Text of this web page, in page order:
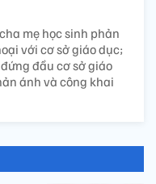
mẹ học sinh phản
với cơ sở giáo dục;
đầu cơ sở giáo
ánh và công khai